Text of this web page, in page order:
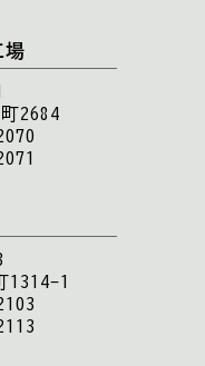
場
2684
1314-1